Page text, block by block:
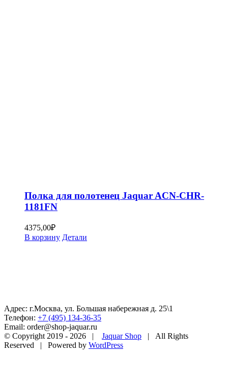
Полка для полотенец Jaquar ACN-CHR-
1181FN
4375,00₽
В корзину Детали
Адрес: г.Москва, ул. Большая набережная д. 25\1
Телефон: +7 (495) 134-36-35
Email: order@shop-jaquar.ru
© Copyright 2019 - 2026 | Jaquar Shop | All Rights
Reserved | Powered by WordPress